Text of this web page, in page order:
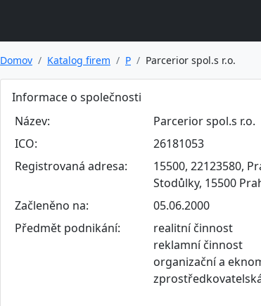
Domov Katalog firem P Parcerior spol.s r.o.
Informace o společnosti
Název:
Parcerior spol.s r.o.
ICO:
26181053
Registrovaná adresa:
15500, 22123580,
Stodůlky, 15500
Začleněno na:
05.06.2000
Předmět podnikání:
realitní činnost
reklamní činnost
organizační a